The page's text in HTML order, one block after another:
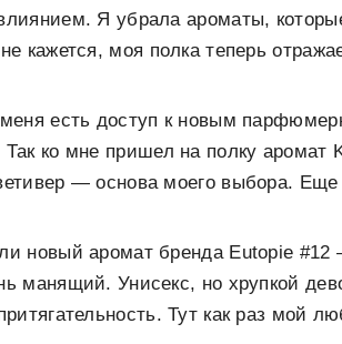
Я убрала ароматы,
кажется, моя полка теперь
меня есть доступ к новым
ко мне пришел на полку аромат
— основа моего выбора. Еще
новый аромат бренда Eutopie #12
манящий. Унисекс, но хрупкой
Тут как раз мой